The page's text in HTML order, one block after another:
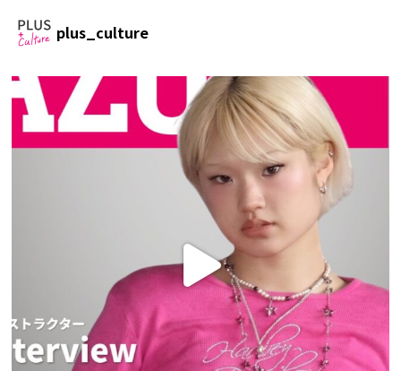
plus_culture